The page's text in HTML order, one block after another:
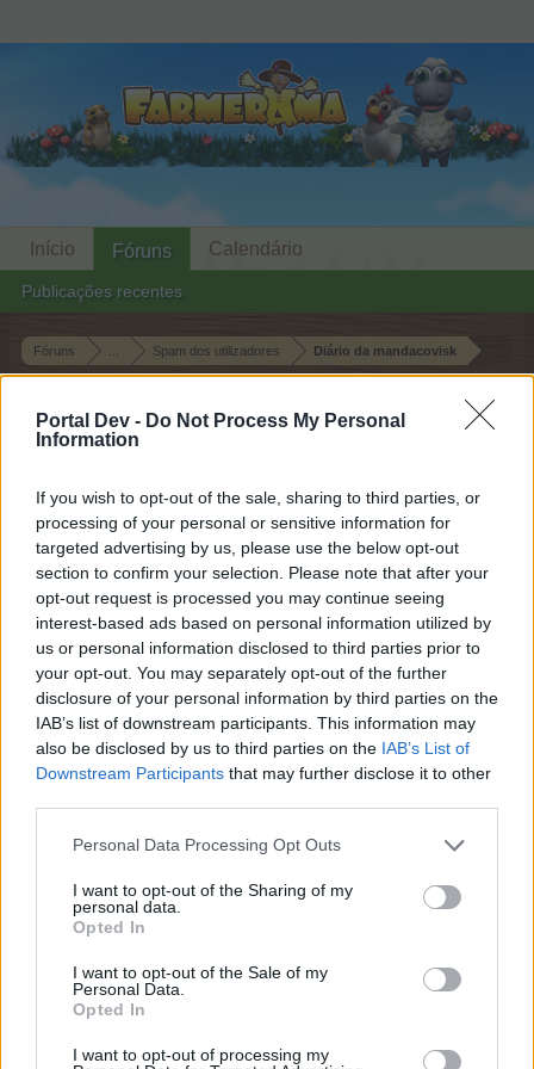
Portal Dev - Do Not Process My Personal
Information
If you wish to opt-out of the sale, sharing to third parties, or
processing of your personal or sensitive information for
targeted advertising by us, please use the below opt-out
section to confirm your selection. Please note that after your
opt-out request is processed you may continue seeing
interest-based ads based on personal information utilized by
us or personal information disclosed to third parties prior to
your opt-out. You may separately opt-out of the further
disclosure of your personal information by third parties on the
IAB’s list of downstream participants. This information may
also be disclosed by us to third parties on the IAB’s List of
Downstream Participants that may further disclose it to other
Personal Data Processing Opt Outs
I want to opt-out of the Sharing of my
personal data.
Opted In
I want to opt-out of the Sale of my
Personal Data.
Opted In
I want to opt-out of processing my
Fóruns Spam dos utilizadores Diário da mandacovisk
Mensagem #4
Caro jogador,
Se queres estar ativamente envolvido no Fórum e
participar nas nossas discussões, ou se queres
começar o teu próprio tópico ou escrever uma
mensagem, tens de fazer login no jogo primeiro.
Por favor, certifica-te de que te registas se não
tens uma conta no jogo. Estamos à espera da tua
próxima visita ao Fórum!„Joga aqui“
Tópico: Diário da mandacovisk
8 Março 2018
-luzinha59-
Mensagens: 198 Gostos recebidos: 366 Pontos de Troféu: 220
15 Fevereiro 2018
Guest, Feminino
Mensagens:
Gostos recebidos: 3,270
Pontos de Troféu:
6,000
15 Fevereiro 2018
@aaaaaaline
Guest, Feminino
Mensagens:
Início Fóruns
Publicações recentes
Calendário